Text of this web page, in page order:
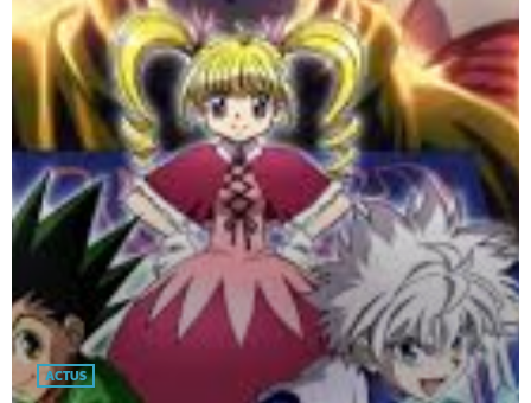
ACTUS